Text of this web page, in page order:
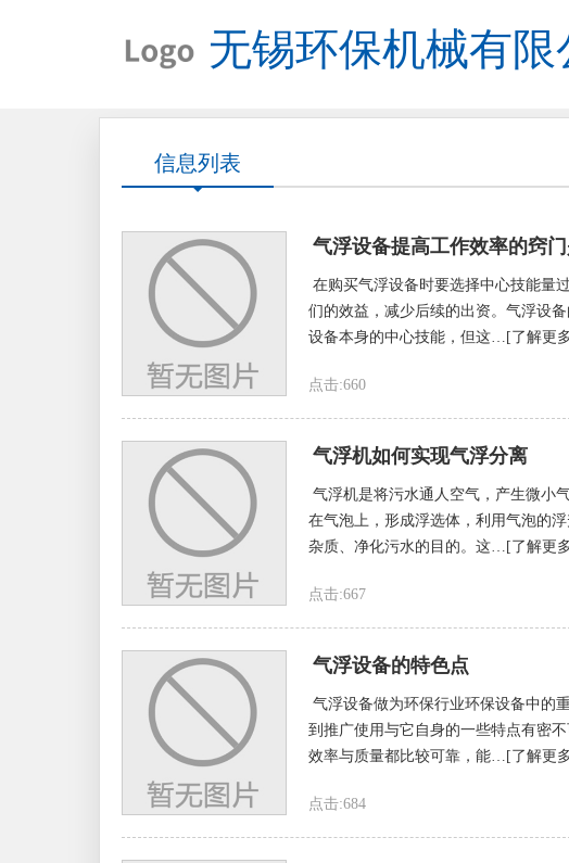
无锡环保机械有限
信息列表
气浮设备提高工作效率的窍
在购买气浮设备时要选择中心技能量
们的效益，减少后续的出资。气浮设
设备本身的中心技能，但这…[了解更
点击:660
气浮机如何实现气浮分离
气浮机是将污水通人空气，产生微小
在气泡上，形成浮选体，利用气泡的
杂质、净化污水的目的。这…[了解更
点击:667
气浮设备的特色点
气浮设备做为环保行业环保设备中的
到推广使用与它自身的一些特点有密
效率与质量都比较可靠，能…[了解更
点击:684